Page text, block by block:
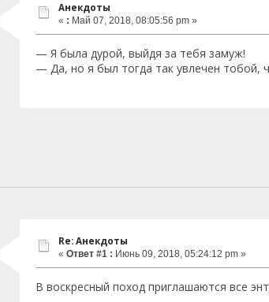
Анекдоты
« : Май 07, 2018, 08:05:56 pm »
— Я была дурой, выйдя за тебя замуж!
— Да, но я был тогда так увлечен тобой,
Re: Анекдоты
« Ответ #1 : Июнь 09, 2018, 05:24:12 pm »
В воскресный поход приглашаются все